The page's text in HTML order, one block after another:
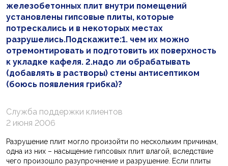
железобетонных плит внутри помещений
установлены гипсовые плиты, которые
потрескались и в некоторых местах
разрушелись.Подскажите:1. чем их можно
отремонтировать и подготовить их поверхность
к укладке кафеля. 2.надо ли обрабатывать
(добавлять в растворы) стены антисептиком
(боюсь появления грибка)?
Служба поддержки клиентов
2 июня 2006
Разрушение плит могло произойти по нескольким причинам,
одна из них – насыщение гипсовых плит влагой, вследствие
чего произошло разупрочнение и разрушение. Если плиты